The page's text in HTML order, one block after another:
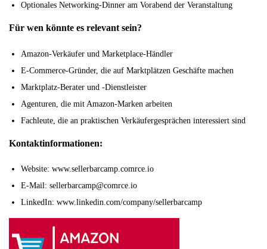
Optionales Networking-Dinner am Vorabend der Veranstaltung
Für wen könnte es relevant sein?
Amazon-Verkäufer und Marketplace-Händler
E-Commerce-Gründer, die auf Marktplätzen Geschäfte machen
Marktplatz-Berater und -Dienstleister
Agenturen, die mit Amazon-Marken arbeiten
Fachleute, die an praktischen Verkäufergesprächen interessiert sind
Kontaktinformationen:
Website: www.sellerbarcamp.comrce.io
E-Mail: sellerbarcamp@comrce.io
LinkedIn: www.linkedin.com/company/sellerbarcamp